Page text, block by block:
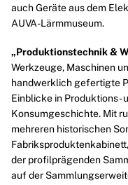
auch Geräte aus dem
AUVA-Lärmmuseum.
„Produktionstechnik &
Werkzeuge, Maschinen
handwerklich gefertigte
Einblicke in Produktions-
Konsumgeschichte. Mit
mehreren historischen
der profilprägenden
auf der